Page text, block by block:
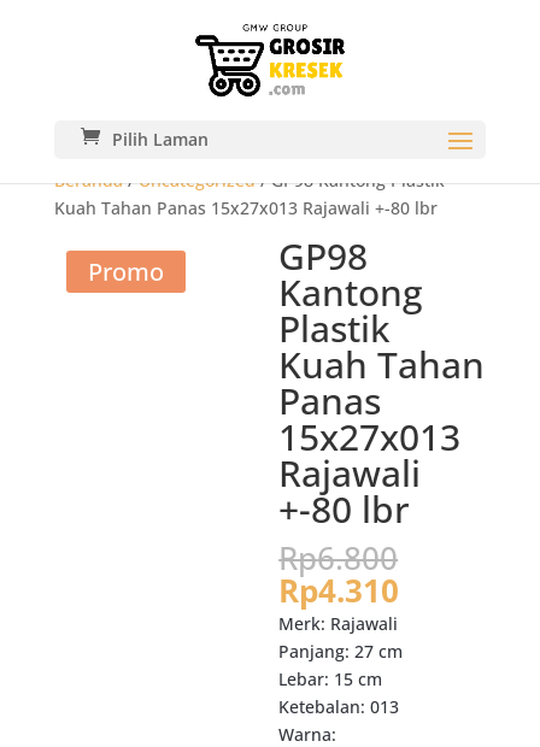
Pilih Laman
Beranda/Uncategorized/ GP98 Kantong Plastik
Kuah Tahan Panas 15x27x013 Rajawali +-80 lbr
Promo GP98
Kantong
Plastik
Kuah Tahan
Panas
15x27x013
Rajawali
+-80 lbr
Rp6.800
Rp4.310
ini
adalah:
Rp4.310.
Merk: Rajawali
Panjang: 27 cm
Lebar: 15 cm
Ketebalan: 013
Warna: